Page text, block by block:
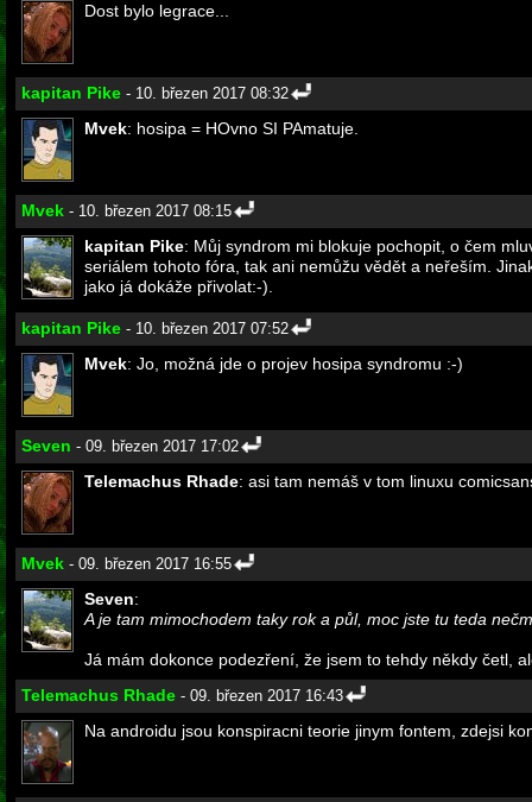
Dost bylo legrace...
kapitan Pike - 10. březen 2017 08:32
Mvek: hosipa = HOvno SI PAmatuje.
Mvek - 10. březen 2017 08:15
kapitan Pike: Můj syndrom mi blokuje pochopit, o čem
seriálem tohoto fóra, tak ani nemůžu vědět a neřeším.
jako já dokáže přivolat:-).
kapitan Pike - 10. březen 2017 07:52
Mvek: Jo, možná jde o projev hosipa syndromu :-)
Seven - 09. březen 2017 17:02
Telemachus Rhade: asi tam nemáš v tom linuxu
Mvek - 09. březen 2017 16:55
Seven:
A je tam mimochodem taky rok a půl, moc jste tu teda
Já mám dokonce podezření, že jsem to tehdy někdy četl,
Telemachus Rhade - 09. březen 2017 16:43
Na androidu jsou konspiracni teorie jinym fontem, zdejsi